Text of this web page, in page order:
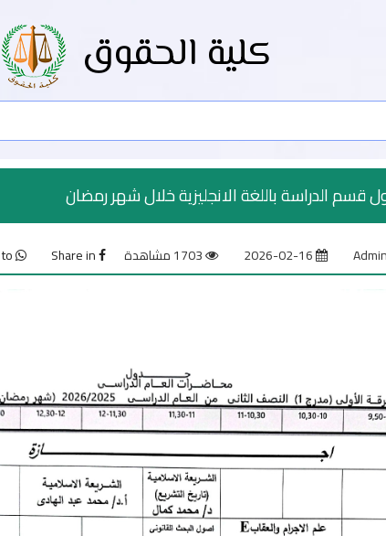
كلية الحقوق
قسم الدراسة باللغة الانجليزية خلال شهر رمضان